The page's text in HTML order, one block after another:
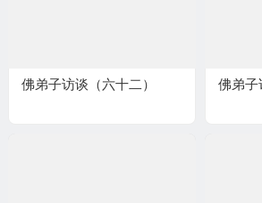
佛弟子访谈（六十二） 佛弟子